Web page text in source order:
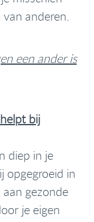
anderen.
een ander is
bij
diep in je
opgegroeid in
gezonde
je eigen